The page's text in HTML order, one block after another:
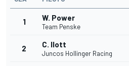
1 W. Power
Team Penske
2 C. Ilott
Juncos Hollinger Racing